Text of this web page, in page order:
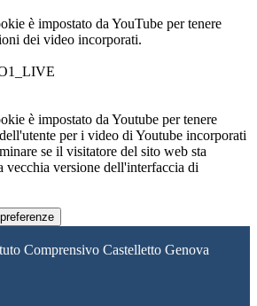
è impostato da YouTube per tenere
dei video incorporati.
è impostato da Youtube per tenere
per i video di Youtube incorporati
se il visitatore del sito web sta
vecchia versione dell'interfaccia di
Comprensivo Castelletto Genova